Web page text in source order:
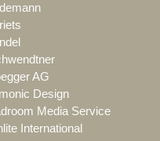
AG
Design
Media Service
International